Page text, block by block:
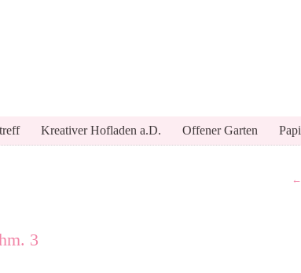
Kreativer Hofladen a.D. Offener Garten
←
3